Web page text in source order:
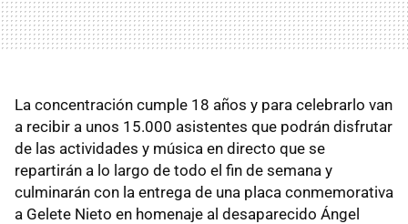
La concentración cumple 18 años y para celebrarlo van
a recibir a unos 15.000 asistentes que podrán disfrutar
de las actividades y música en directo que se
repartirán a lo largo de todo el fin de semana y
culminarán con la entrega de una placa conmemorativa
a Gelete Nieto en homenaje al desaparecido Ángel